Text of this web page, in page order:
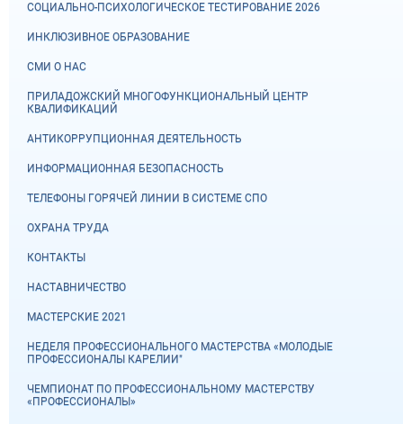
СОЦИАЛЬНО-ПСИХОЛОГИЧЕСКОЕ ТЕСТИРОВАНИЕ 2026
ИНКЛЮЗИВНОЕ ОБРАЗОВАНИЕ
СМИ О НАС
ПРИЛАДОЖСКИЙ МНОГОФУНКЦИОНАЛЬНЫЙ ЦЕНТР
КВАЛИФИКАЦИЙ
АНТИКОРРУПЦИОННАЯ ДЕЯТЕЛЬНОСТЬ
ИНФОРМАЦИОННАЯ БЕЗОПАСНОСТЬ
ТЕЛЕФОНЫ ГОРЯЧЕЙ ЛИНИИ В СИСТЕМЕ СПО
ОХРАНА ТРУДА
КОНТАКТЫ
НАСТАВНИЧЕСТВО
МАСТЕРСКИЕ 2021
НЕДЕЛЯ ПРОФЕССИОНАЛЬНОГО МАСТЕРСТВА «МОЛОДЫЕ
ПРОФЕССИОНАЛЫ КАРЕЛИИ"
ЧЕМПИОНАТ ПО ПРОФЕССИОНАЛЬНОМУ МАСТЕРСТВУ
«ПРОФЕССИОНАЛЫ»